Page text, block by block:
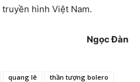
hình Việt Nam.
Ngọc Đàn
quang lê
thần tượng bolero